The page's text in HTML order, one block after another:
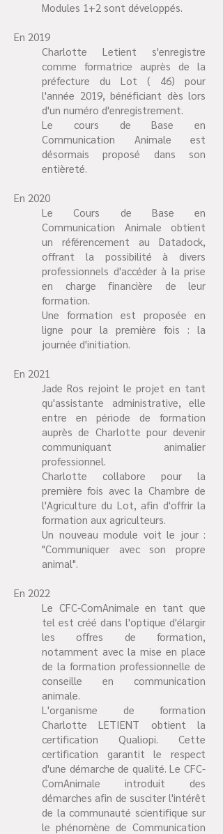
Modules 1+2 sont développés.
En 2019
Charlotte Letient s'enregistre
comme formatrice auprès de la
préfecture du Lot ( 46) pour
l'année 2019, bénéficiant dès lors
d'un numéro d'enregistrement.
Le cours de Base en
Communication Animale est
désormais proposé dans son
entièreté.
En 2020
Le Cours de Base en
Communication Animale obtient
un référencement au Datadock,
offrant la possibilité à divers
professionnels d'accéder à la prise
en charge financière de leur
formation.
Une formation est proposée en
ligne pour la première fois : la
journée d'initiation.
En 2021
Jade Ros rejoint le projet en tant
qu'assistante administrative, elle
entre en période de formation
auprès de Charlotte pour devenir
communiquant animalier
professionnel.
Charlotte collabore pour la
première fois avec la Chambre de
l'Agriculture du Lot, afin d'offrir la
formation aux agriculteurs.
Un nouveau module voit le jour :
"Communiquer avec son propre
animal".
En 2022
Le CFC-ComAnimale en tant que
tel est créé dans l'optique d'élargir
les offres de formation,
notamment avec la mise en place
de la formation professionnelle de
conseille en communication
animale.
L'organisme de formation
Charlotte LETIENT obtient la
certification Qualiopi. Cette
certification garantit le respect
d'une démarche de qualité. Le CFC-
ComAnimale introduit des
démarches afin de susciter l'intérêt
de la communauté scientifique sur
le phénomène de Communication